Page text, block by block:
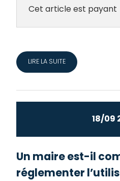
Cet article est payant
LIRE LA SUITE
18/09
Un maire est-il
réglementer